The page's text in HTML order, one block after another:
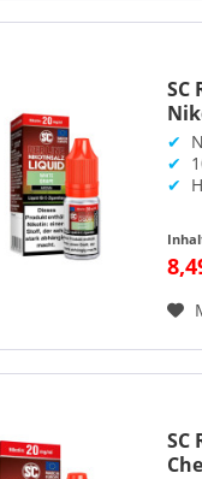
SC
✔
✔
✔
SC